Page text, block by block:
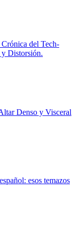
del Tech-
y Distorsión.
Denso y Visceral
esos temazos